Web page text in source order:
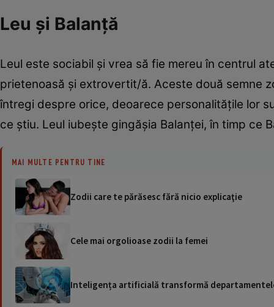
Leu şi Balanţă
Leul este sociabil şi vrea să fie mereu în centrul
prietenoasă şi extrovertit/ă. Aceste două semne
întregi despre orice, deoarece personalităţile lor
ce ştiu. Leul iubeşte gingăşia Balanţei, în timp ce
MAI MULTE PENTRU TINE
Zodii care te părăsesc fără nicio explicaţie
Cele mai orgolioase zodii la femei
Inteligența artificială transformă